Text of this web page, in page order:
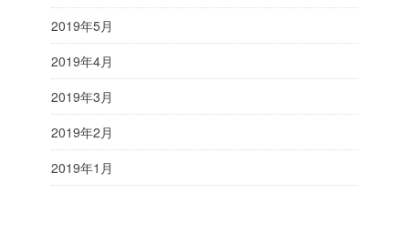
2019年5月
2019年4月
2019年3月
2019年2月
2019年1月